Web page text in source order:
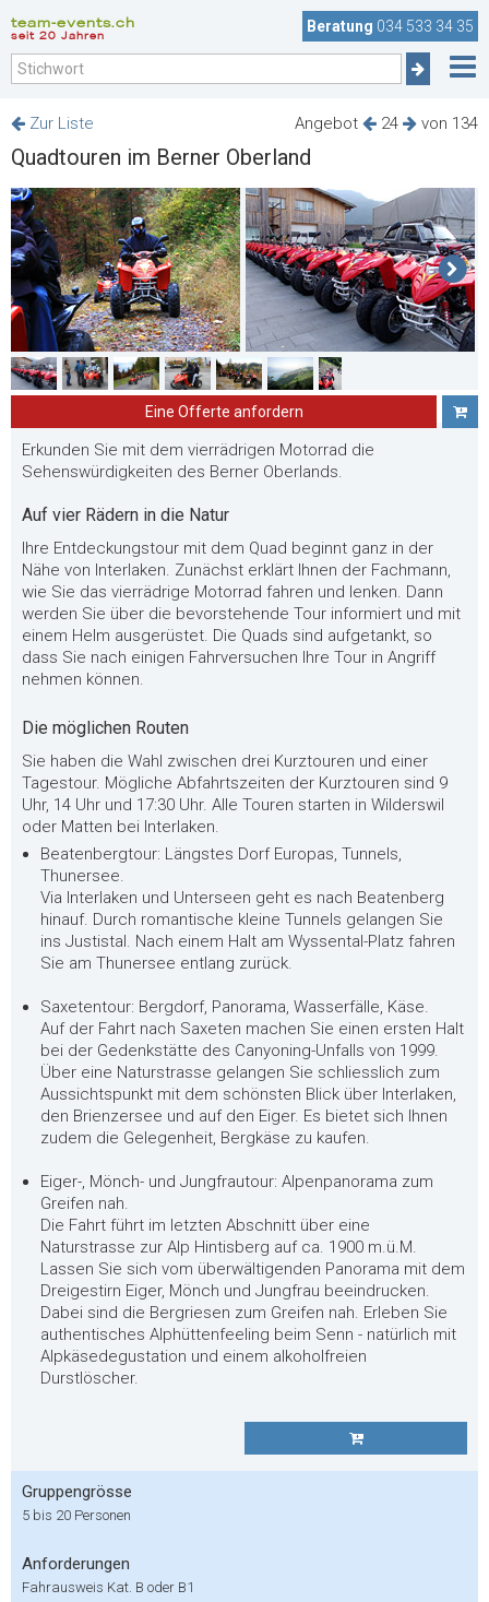
team-events.ch
seit 20 Jahren
Beratung 034 533 34 35
Angebot 24 von 134
Zur Liste
Quadtouren im Berner Oberland
Eine Offerte anfordern
Erkunden Sie mit dem vierrädrigen Motorrad die
Sehenswürdigkeiten des Berner Oberlands.
Auf vier Rädern in die Natur
Ihre Entdeckungstour mit dem Quad beginnt ganz in der
Nähe von Interlaken. Zunächst erklärt Ihnen der Fachmann,
wie Sie das vierrädrige Motorrad fahren und lenken. Dann
werden Sie über die bevorstehende Tour informiert und mit
einem Helm ausgerüstet. Die Quads sind aufgetankt, so
dass Sie nach einigen Fahrversuchen Ihre Tour in Angriff
nehmen können.
Die möglichen Routen
Sie haben die Wahl zwischen drei Kurztouren und einer
Tagestour. Mögliche Abfahrtszeiten der Kurztouren sind 9
Uhr, 14 Uhr und 17:30 Uhr. Alle Touren starten in Wilderswil
oder Matten bei Interlaken.
Beatenbergtour: Längstes Dorf Europas, Tunnels,
Thunersee.
Via Interlaken und Unterseen geht es nach Beatenberg
hinauf. Durch romantische kleine Tunnels gelangen Sie
ins Justistal. Nach einem Halt am Wyssental-Platz fahren
Sie am Thunersee entlang zurück.
Saxetentour: Bergdorf, Panorama, Wasserfälle, Käse.
Auf der Fahrt nach Saxeten machen Sie einen ersten Halt
bei der Gedenkstätte des Canyoning-Unfalls von 1999.
Über eine Naturstrasse gelangen Sie schliesslich zum
Aussichtspunkt mit dem schönsten Blick über Interlaken,
den Brienzersee und auf den Eiger. Es bietet sich Ihnen
zudem die Gelegenheit, Bergkäse zu kaufen.
Eiger-, Mönch- und Jungfrautour: Alpenpanorama zum
Greifen nah.
Die Fahrt führt im letzten Abschnitt über eine
Naturstrasse zur Alp Hintisberg auf ca. 1900 m.ü.M.
Lassen Sie sich vom überwältigenden Panorama mit dem
Dreigestirn Eiger, Mönch und Jungfrau beeindrucken.
Dabei sind die Bergriesen zum Greifen nah. Erleben Sie
authentisches Alphüttenfeeling beim Senn - natürlich mit
Alpkäsedegustation und einem alkoholfreien
Durstlöscher.
Gruppengrösse
5 bis 20 Personen
Anforderungen
Fahrausweis Kat. B oder B1